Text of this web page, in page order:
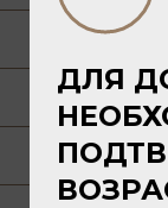
О ТОВАРЕ
О РЕГИОНЕ
ДЛЯ